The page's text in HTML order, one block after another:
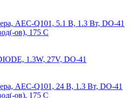
AEC-Q101, 5.1 В, 1.3 Вт, DO-41
ов), 175 C
1.3W, 27V, DO-41
AEC-Q101, 24 В, 1.3 Вт, DO-41
ов), 175 C